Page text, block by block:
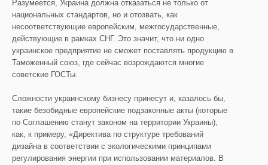
Разумеется, Украина должна отказаться не только от
национальных стандартов, но и отозвать, как
несоответствующие европейским, межгосударственные,
действующие в рамках СНГ. Это значит, что ни одно
украинское предприятие не сможет поставлять продукцию в
Таможенный союз, где сейчас возрождаются многие
советские ГОСТы.
Сложности украинскому бизнесу принесут и, казалось бы,
такие безобидные европейские подзаконные акты (которые
по Соглашению станут законом на территории Украины),
как, к примеру, «Директива по структуре требований
дизайна в соответствии с экологическими принципами
регулирования энергии при использовании материалов. В